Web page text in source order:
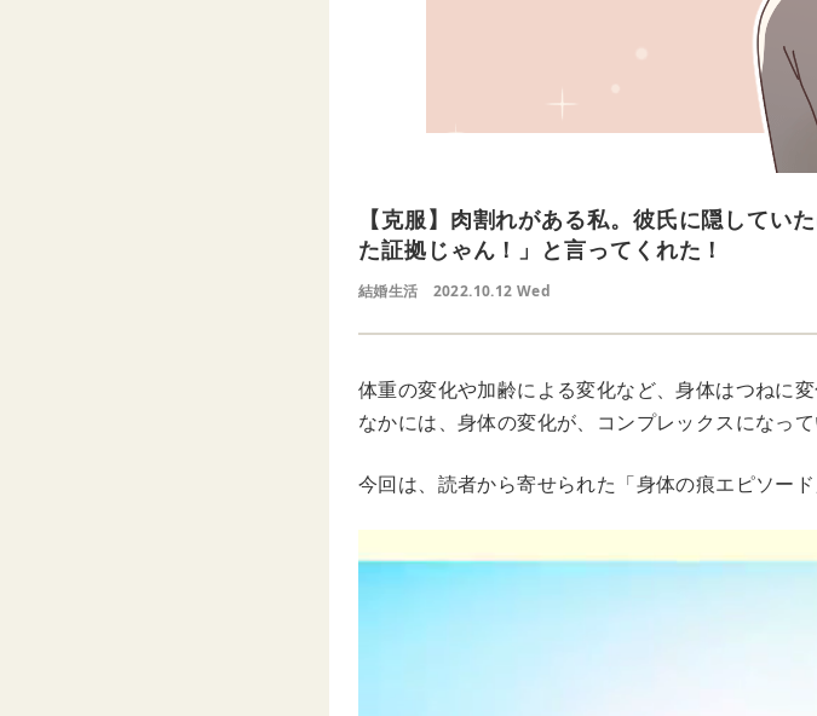
【克服】肉割れがある私。彼氏に隠して
た証拠じゃん！」と言ってくれた！
結婚生活 2022.10.12 Wed
体重の変化や加齢による変化など、身体はつねに変
なかには、身体の変化が、コンプレックスになっ
今回は、読者から寄せられた「身体の痕エピソード